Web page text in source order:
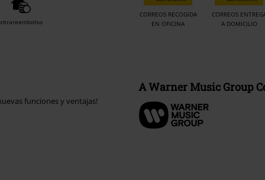
CORREOS RECOGIDA
EN OFICINA
CORREOS
A DOMICILIO
funciones y ventajas!
A Warner Music Group